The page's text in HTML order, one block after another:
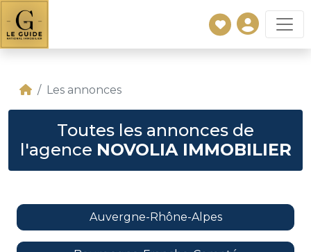
Les annonces
Toutes les annonces de
l'agence NOVOLIA IMMOBILIER
Auvergne-Rhône-Alpes